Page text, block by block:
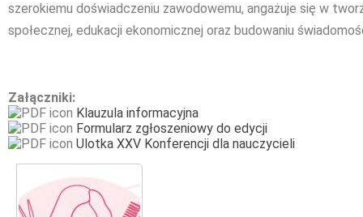
szerokiemu doświadczeniu zawodowemu, angażuje się w
społecznej, edukacji ekonomicznej oraz budowaniu
Załączniki:
Klauzula informacyjna
Formularz zgłoszeniowy do edycji
Ulotka XXV Konferencji dla nauczycieli